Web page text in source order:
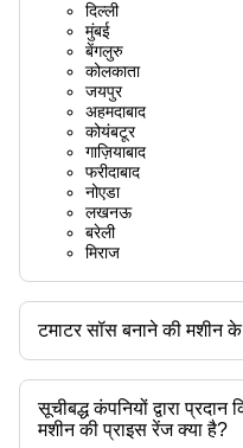
दिल्ली
मुंबई
बेंगलुरु
कोलकाता
जयपुर
अहमदाबाद
कोयंबटूर
गाज़ियाबाद
फरीदाबाद
नोएडा
लखनऊ
बरेली
मिराज
टमाटर सॉस बनाने की मशीन
उपलब्ध ब्रांड हैं -
सूचीबद्ध कंपनियों द्वारा
मशीन की प्राइस रेंज क्या है?